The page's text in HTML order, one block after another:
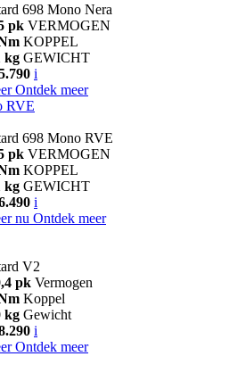
698 Mono Nera
pk VERMOGEN
KOPPEL
kg GEWICHT
i
Ontdek meer
RVE
698 Mono RVE
pk VERMOGEN
KOPPEL
kg GEWICHT
i
nu Ontdek meer
V2
pk Vermogen
Koppel
kg Gewicht
i
Ontdek meer